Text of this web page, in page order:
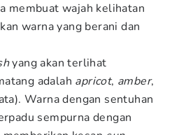
membuat wajah kelihatan
warna yang berani dan
yang akan terlihat
adalah apricot, amber,
Warna dengan sentuhan
sempurna dengan